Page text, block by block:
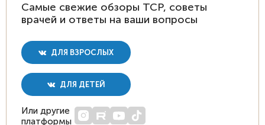
Самые свежие обзоры ТСР, советы
врачей и ответы на ваши вопросы
ДЛЯ ВЗРОСЛЫХ
ДЛЯ ДЕТЕЙ
Или другие
платформы